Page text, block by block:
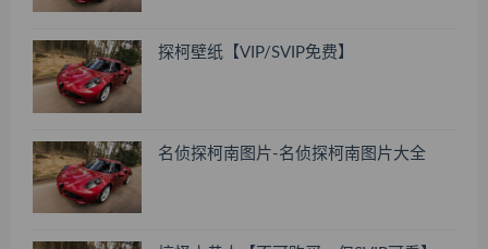
探柯壁纸【VIP/SVIP免费】
名侦探柯南图片-名侦探柯南图片大全